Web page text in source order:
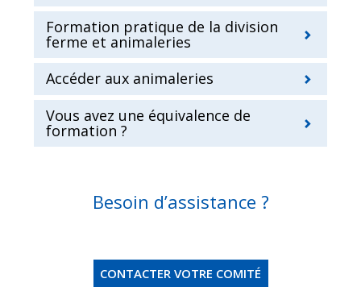
Formation pratique de la division
ferme et animaleries
Accéder aux animaleries
Vous avez une équivalence de
formation ?
Besoin d’assistance ?
CONTACTER VOTRE COMITÉ